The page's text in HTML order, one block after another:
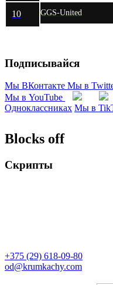
10 GGS-United
Подписывайся
Мы ВКонтакте Мы в
Мы в YouTube
Одноклассниках Мы в
Blocks off
Скрипты
+375 (29) 618-09-80
od@krumkachy.com